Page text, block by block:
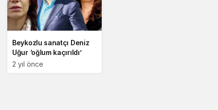
Beykozlu sanatçı Deniz
Uğur ‘oğlum kaçırıldı’
2 yıl önce